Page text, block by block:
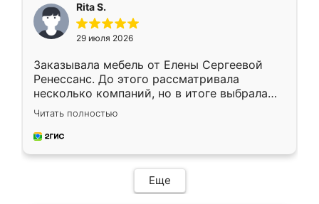
Rita S.
29 июля 2026
Заказывала мебель от Елены Сергеевой
Ренессанс. До этого рассматривала
несколько компаний, но в итоге выбрала
эту. Сначала обговорили условия, потом
приехал замерщик, всё спокойно объяснил
и снял размеры. Изготовили в срок, с
мебель сразу встала на свое место без
каких-либо доработок. Качеством осталась
Читать полностью
Еще